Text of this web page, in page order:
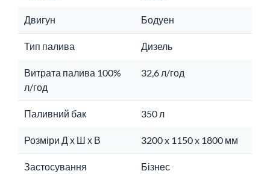
Двигун Бодуен
Тип палива Дизель
Витрата палива 100%
л/год
32,6 л/год
Паливний бак 350 л
Розміри Д х Ш х В 3200 x 1150 x 1800 мм
Застосування
Бізнес